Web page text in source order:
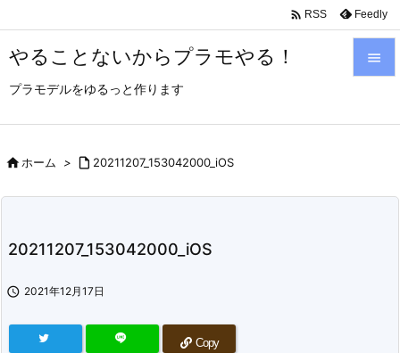
やることないからプラモやる！
プラモデルをゆるっと作ります

 RSS Feedly
ホーム >  20211207_153042000_iOS
20211207_153042000_iOS
 2021年12月17日
Copy